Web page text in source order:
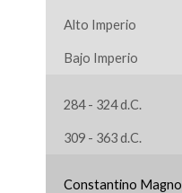
Alto Imperio
Bajo Imperio
284 - 324 d.C.
309 - 363 d.C.
Constantino Magno